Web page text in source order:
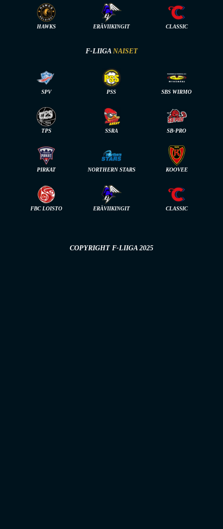
HAWKS ERÄVIIKINGIT CLASSIC
F-LIIGA NAISET
SPV PSS SBS WIRMO
TPS SSRA SB-PRO
PIRKAT NORTHERN STARS KOOVEE
FBC LOISTO ERÄVIIKINGIT CLASSIC
COPYRIGHT F-LIIGA 2025